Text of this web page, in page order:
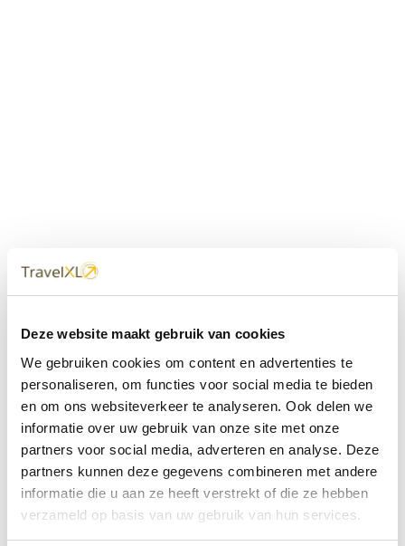
Deze website maakt gebruik van cookies
We gebruiken cookies om content en advertenties te
personaliseren, om functies voor social media te bieden
en om ons websiteverkeer te analyseren. Ook delen we
informatie over uw gebruik van onze site met onze
partners voor social media, adverteren en analyse. Deze
partners kunnen deze gegevens combineren met andere
informatie die u aan ze heeft verstrekt of die ze hebben
verzameld op basis van uw gebruik van hun services.
dichtbij
Met 60+ verkooppunten in Nederland en België staan wij
met onze XL Travelcenters, mobiele reisadviseurs van
TravelXL@Home en deze website altijd voor uw vakantie
klaar.
• Ontzorgen van A-Z • Onafhankelijk advies • Maatwerk •
Bespaar tijd en stress
TravelXLreisbureau's